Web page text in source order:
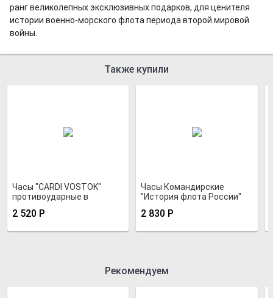
ранг великолепных эксклюзивных подарков, для ценителя
истории военно-морского флота периода второй мировой
войны.
Также купили
Часы "CARDI VOSTOK"
противоударные в
2 520 Р
Часы Командирские
"История флота России"
2 830 Р
Рекомендуем